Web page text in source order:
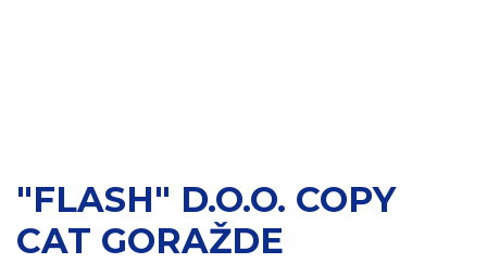
"FLASH" D.O.O. COPY
CAT GORAŽDE